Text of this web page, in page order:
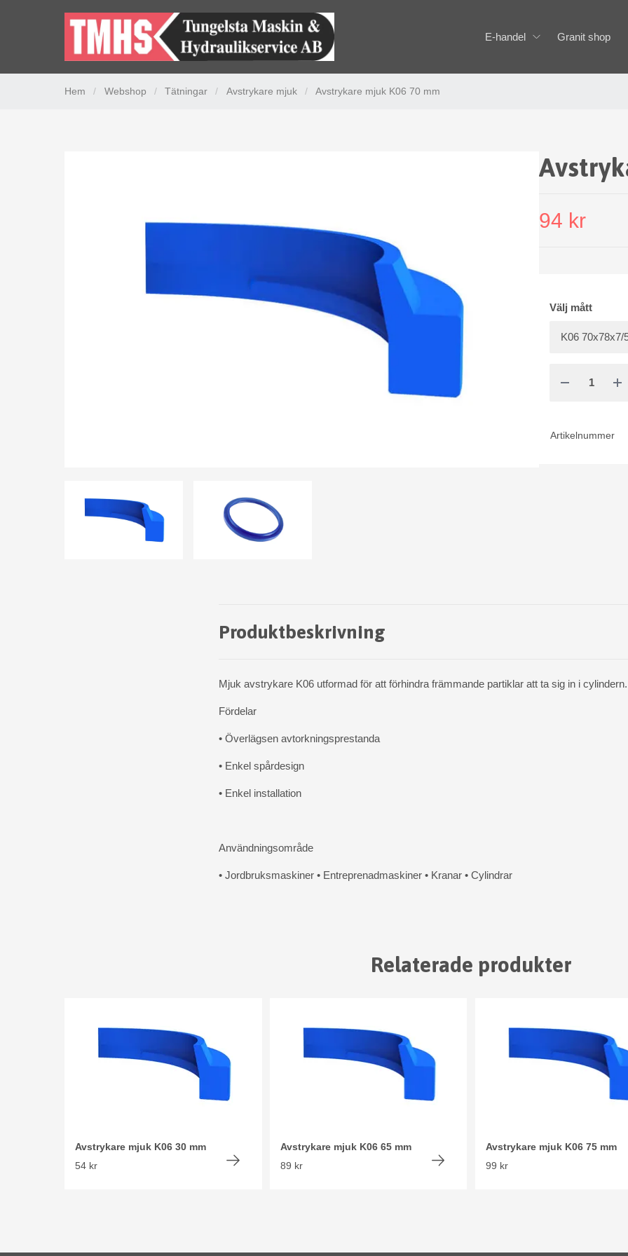
E-handel Granit shop
Hem / Webshop / Tätningar / Avstrykare mjuk / Avstrykare mjuk K06 70 mm
94 kr
Välj mått
Artikelnummer
Produktbeskrivning
Mjuk avstrykare K06 utformad för att förhindra främmande partiklar att ta sig in i
Fördelar
• Överlägsen avtorkningsprestanda
• Enkel spårdesign
• Enkel installation
Användningsområde
• Jordbruksmaskiner • Entreprenadmaskiner • Kranar • Cylindrar
Relaterade produkter
Avstrykare mjuk K06 30 mm
54 kr
Avstrykare mjuk K06 65 mm
89 kr
Avstrykare mjuk K06 75 mm
99 kr